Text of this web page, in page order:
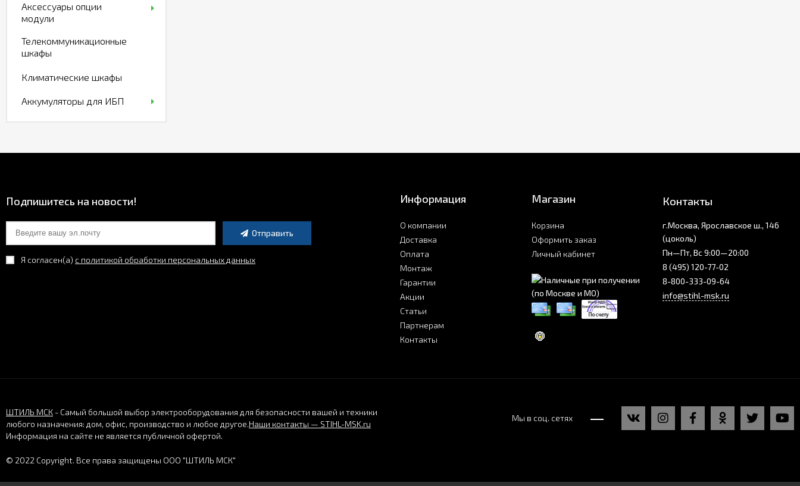
Аксессуары опции
модули
Телекоммуникационные
шкафы
Климатические шкафы
Аккумуляторы для ИБП
Подпишитесь на новости!
Отправить
Я согласен(a) с политикой обработки персональных данных
Информация
О компании
Доставка
Оплата
Монтаж
Гарантии
Акции
Статьи
Партнерам
Контакты
Магазин
Корзина
Оформить заказ
Личный кабинет
Контакты
г.Москва, Ярославское ш., 146
(цоколь)
Пн—Пт, Вс 9:00—20:00
8 (495) 120-77-02
8-800-333-09-64
info@stihl-msk.ru
Мы в соц. сетях
ШТИЛЬ МСК - Самый большой выбор электрооборудования для безопасности вашей и техники
любого назначения: дом, офис, производство и любое другое.Наши контакты — STIHL-MSK.ru
Информация на сайте не является публичной офертой.
© 2022 Copyright. Все права защищены ООО "ШТИЛЬ МСК"